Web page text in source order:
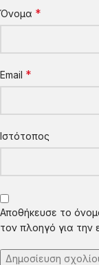
Όνομα *
Email *
Ιστότοπος
Αποθήκευσε το
τον πλοηγό για